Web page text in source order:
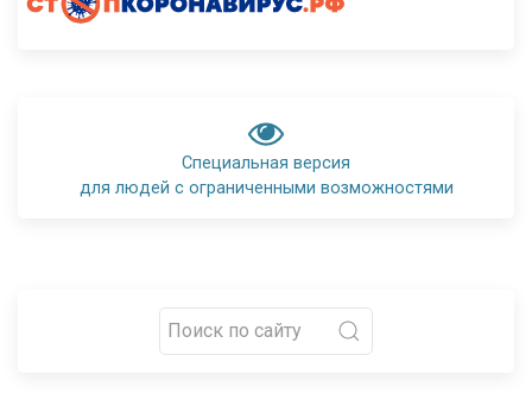
Специальная версия
для людей с ограниченными возможностями